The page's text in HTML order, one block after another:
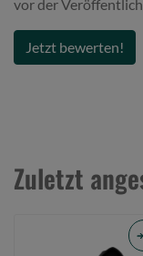
vor der
Jetzt bewerten!
Zuletzt